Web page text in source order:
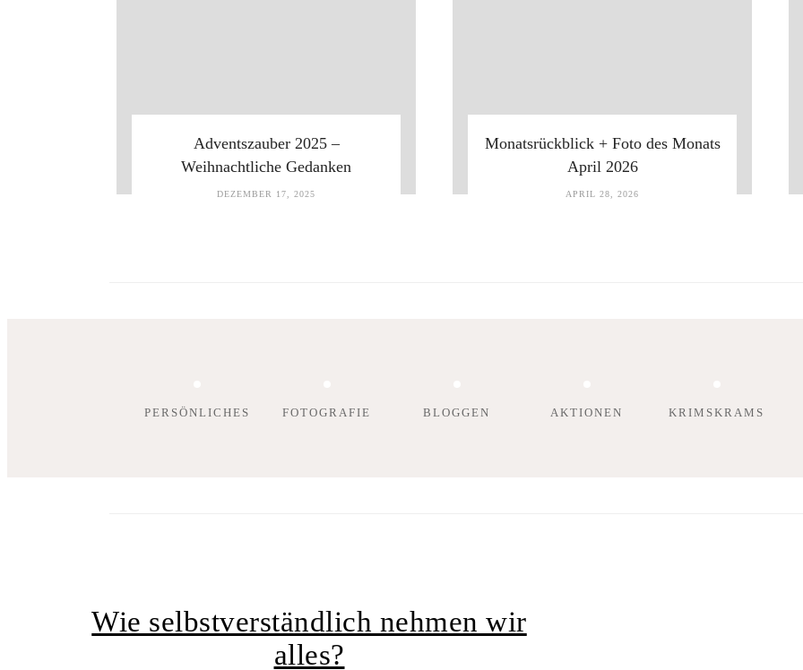
Adventszauber 2025 –
Weihnachtliche Gedanken
DEZEMBER 17, 2025
Monatsrückblick + Foto des Monats
April 2026
APRIL 28, 2026
PERSÖNLICHES FOTOGRAFIE BLOGGEN AKTIONEN KRIMSKRAMS
Wie selbstverständlich nehmen wir
alles?